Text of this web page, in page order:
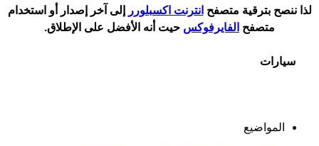
لذا ننصح بترقية متصفح انترنت اكسبلورر إلى آخر إصدار أو استخدام
متصفح الفايرفوكس حيت نه الأفضل على الإطلاق.
سيارات
المواضيع